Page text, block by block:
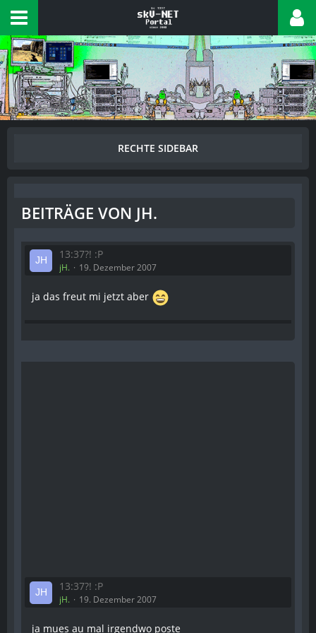
BEITRÄGE VON JH.
13:37?! :P
jH. 19. Dezember 2007
ja das freut mi jetzt aber
13:37?! :P
jH. 19. Dezember 2007
ja mues au mal irgendwo poste